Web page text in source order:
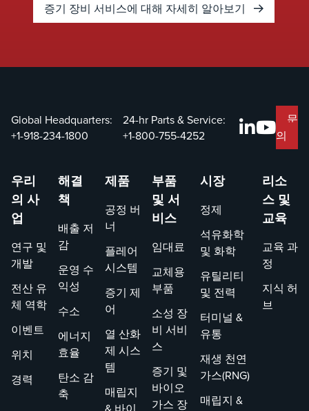
증기 장비 서비스에 대해 자세히 알아보기
Global Headquarters:
+1-918-234-1800
24-hr Parts & Service:
+1-800-755-4252
문
의
우리
의 사
업
연구 및
개발
전산 유
체 역학
이벤트
위치
경력
해결
책
배출 저
감
운영 수
익성
수소
에너지
효율
탄소 감
축
제품
공정 버
너
플레어
시스템
증기 제
어
열 산화
제 시스
템
매립지
부품
및 서
비스
임대료
교체용
부품
소성 장
비 서비
스
증기 및
바이오
가스 장
시장
정제
석유화학
및 화학
유틸리티
및 전력
터미널 &
유통
재생 천연
가스(RNG)
매립지 &
리소
스 및
교육
교육 과
정
지식 허
브